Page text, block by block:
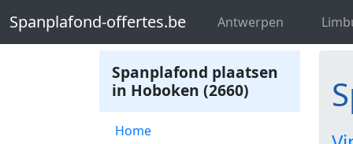
Spanplafond-offertes.be Antwerpen
Spanplafond-offertes.be
Spanplafond plaatsen
in Hoboken (2660)
Home